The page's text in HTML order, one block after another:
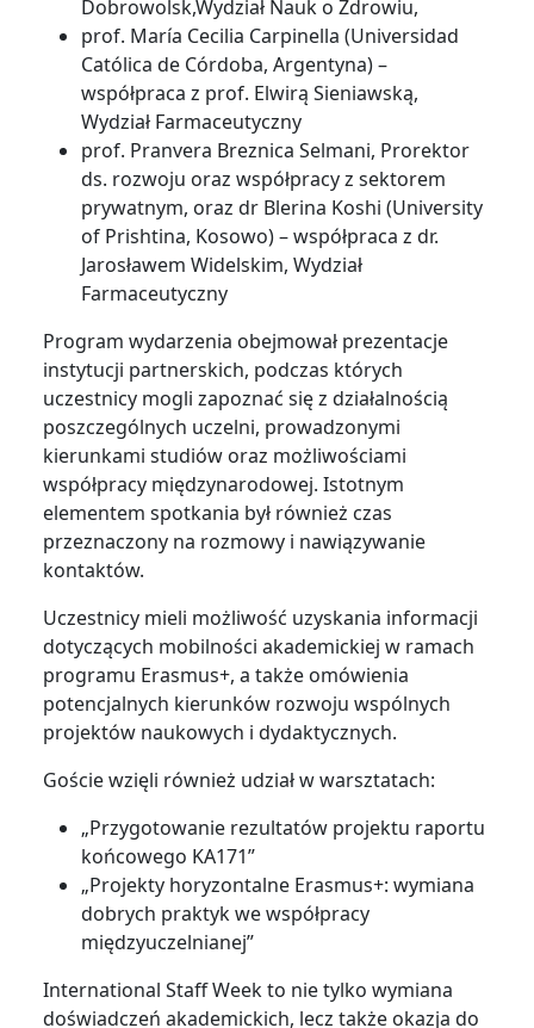
Dobrowolsk,Wydział Nauk o Zdrowiu,
prof. María Cecilia Carpinella (Universidad
Católica de Córdoba, Argentyna) –
współpraca z prof. Elwirą Sieniawską,
Wydział Farmaceutyczny
prof. Pranvera Breznica Selmani, Prorektor
ds. rozwoju oraz współpracy z sektorem
prywatnym, oraz dr Blerina Koshi (University
of Prishtina, Kosowo) – współpraca z dr.
Jarosławem Widelskim, Wydział
Farmaceutyczny
Program wydarzenia obejmował prezentacje
instytucji partnerskich, podczas których
uczestnicy mogli zapoznać się z działalnością
poszczególnych uczelni, prowadzonymi
kierunkami studiów oraz możliwościami
współpracy międzynarodowej. Istotnym
elementem spotkania był również czas
przeznaczony na rozmowy i nawiązywanie
kontaktów.
Uczestnicy mieli możliwość uzyskania informacji
dotyczących mobilności akademickiej w ramach
programu Erasmus+, a także omówienia
potencjalnych kierunków rozwoju wspólnych
projektów naukowych i dydaktycznych.
Goście wzięli również udział w warsztatach:
„Przygotowanie rezultatów projektu raportu
końcowego KA171”
„Projekty horyzontalne Erasmus+: wymiana
dobrych praktyk we współpracy
międzyuczelnianej”
International Staff Week to nie tylko wymiana
doświadczeń akademickich, lecz także okazja do